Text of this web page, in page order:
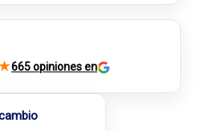
665 opiniones en